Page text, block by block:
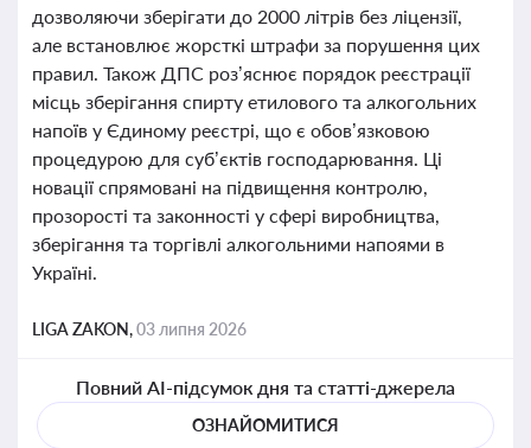
дозволяючи зберігати до 2000 літрів без ліцензії,
але встановлює жорсткі штрафи за порушення цих
правил. Також ДПС роз’яснює порядок реєстрації
місць зберігання спирту етилового та алкогольних
напоїв у Єдиному реєстрі, що є обов’язковою
процедурою для суб’єктів господарювання. Ці
новації спрямовані на підвищення контролю,
прозорості та законності у сфері виробництва,
зберігання та торгівлі алкогольними напоями в
Україні.
LIGA ZAKON,03 липня 2026
Повний AI-підсумок дня та статті-джерела
ОЗНАЙОМИТИСЯ